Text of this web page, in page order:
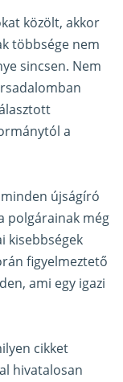
közölt, akkor
többsége nem
sincsen. Nem
a
újságíró
polgárainak még
kisebbségek
figyelmeztető
ami egy igazi
cikket
hivatalosan